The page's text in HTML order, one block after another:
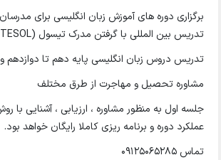
برگزاری دوره های آموزش زبان انگلیسی برای
تدریس بین المللی با گرفتن مدرک تیسول (TESOL) از کانادا
تدریس دروس زبان انگلیسی پایه دهم تا دوازدهم
مشاوره تحصیل و مهاجرت از طرق مختلف
جلسه اول به منظور مشاوره ، ارزیابی ، آشنایی
عملکرد دوره و برنامه ریزی کاملا رایگان خواهد بود.
تماس ۰۹۱۲۵۰۶۵۲۸۵